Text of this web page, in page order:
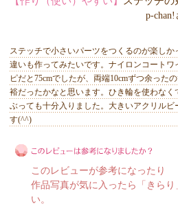
p-
ステッチで小さいパーツをつくるのが楽しか
違いも作ってみたいです。ナイロンコートワ
ピだと75cmでしたが、両端10cmずつ余った
裕だったかなと思います。ひき輪を使わなく
ぶっても十分入りました。大きいアクリルビ
す(^^)
このレビューが参考になったり
作品写真が気に入ったら「きら
い。